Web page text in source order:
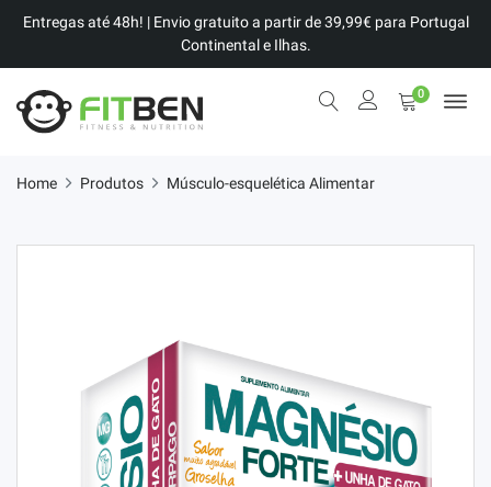
Entregas até 48h! | Envio gratuito a partir de 39,99€ para Portugal
Continental e Ilhas.
0
Home Produtos Músculo-esquelética Alimentar